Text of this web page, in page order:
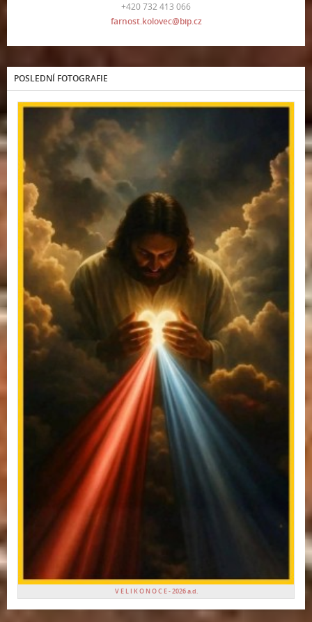
+420 732 413 066
farnost.kolovec@bip.cz
POSLEDNÍ FOTOGRAFIE
V E L I K O N O C E - 2026 a.d.